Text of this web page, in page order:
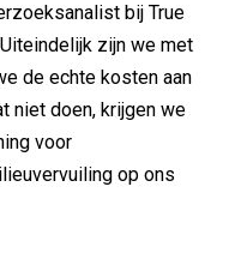
bij True
zijn we met
de echte kosten aan
niet doen, krijgen we
voor
op ons